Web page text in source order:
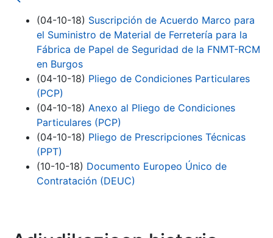
Erakutsi/Ezkutatu
(04-10-18) Suscripción de Acuerdo Marco para
el Suministro de Material de Ferretería para la
Fábrica de Papel de Seguridad de la FNMT-RCM
en Burgos
(04-10-18) Pliego de Condiciones Particulares
(PCP)
(04-10-18) Anexo al Pliego de Condiciones
Particulares (PCP)
(04-10-18) Pliego de Prescripciones Técnicas
(PPT)
(10-10-18) Documento Europeo Único de
Contratación (DEUC)